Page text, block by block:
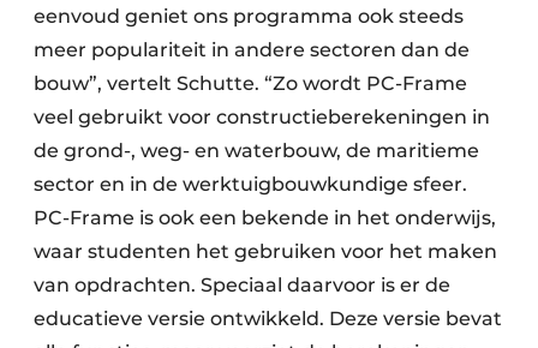
eenvoud geniet ons programma ook steeds
meer populariteit in andere sectoren dan de
bouw”, vertelt Schutte. “Zo wordt PC-Frame
veel gebruikt voor constructieberekeningen in
de grond-, weg- en waterbouw, de maritieme
sector en in de werktuigbouwkundige sfeer.
PC-Frame is ook een bekende in het onderwijs,
waar studenten het gebruiken voor het maken
van opdrachten. Speciaal daarvoor is er de
educatieve versie ontwikkeld. Deze versie bevat